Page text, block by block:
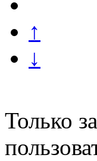
↑
↓
Только